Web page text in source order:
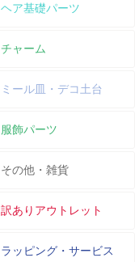
ヘア基礎パーツ
チャーム
ミール皿・デコ土台
服飾パーツ
その他・雑貨
訳ありアウトレット
ラッピング・サービス